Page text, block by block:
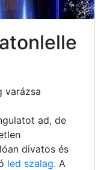
varázsa
ad, de
divatos és
led szalag. A